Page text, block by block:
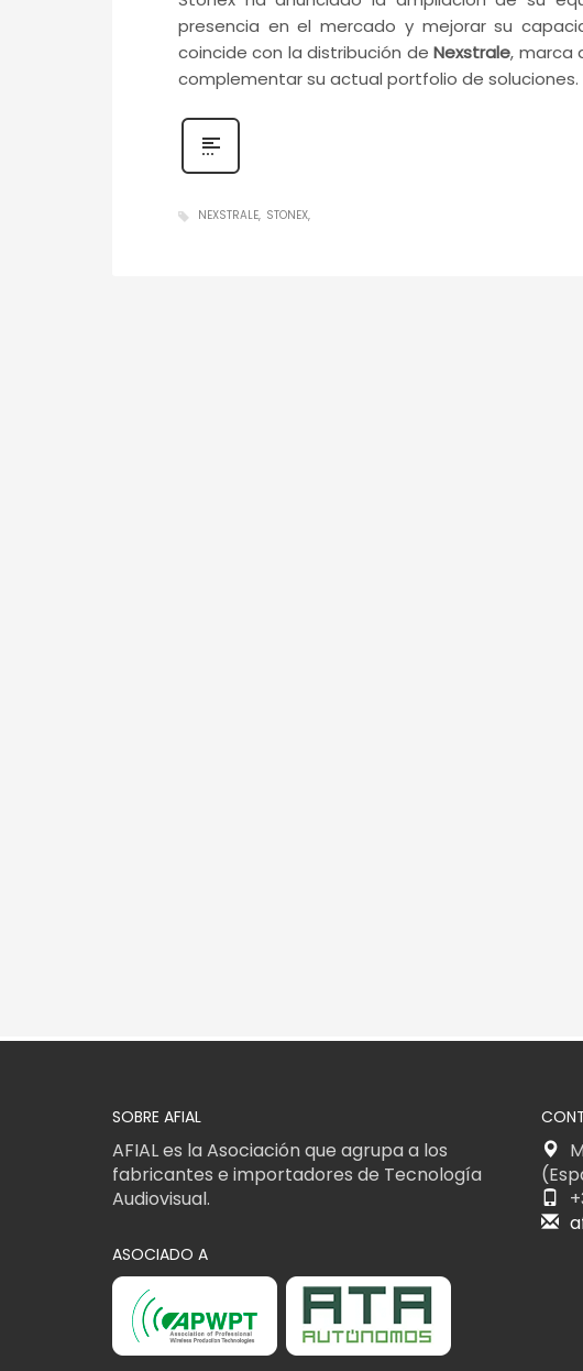
presencia en el mercado y mejorar su
coincide con la distribución deNexstrale, marca
complementar su actual portfolio de soluciones.
NEXSTRALE STONEX
SOBRE AFIAL
AFIAL es la Asociación que agrupa a los
fabricantes e importadores de Tecnología
Audiovisual.
ASOCIADO A